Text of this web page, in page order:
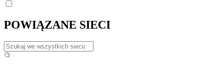
POWIĄZANE SIECI